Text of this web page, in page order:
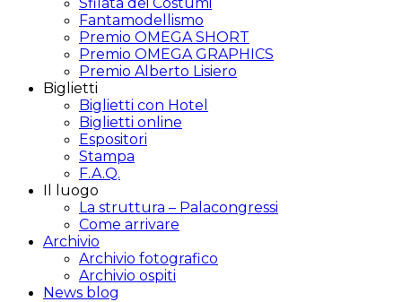
Fantamodellismo
Premio OMEGA SHORT
Premio OMEGA GRAPHICS
Premio Alberto Lisiero
Biglietti
Biglietti con Hotel
Biglietti online
Espositori
Stampa
F.A.Q.
Il luogo
La struttura – Palacongressi
Come arrivare
Archivio
Archivio fotografico
Archivio ospiti
News blog